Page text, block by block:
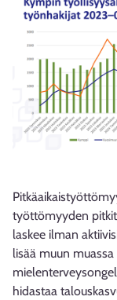
työttömyyden
laskee ilman
lisää muun
hidastaa